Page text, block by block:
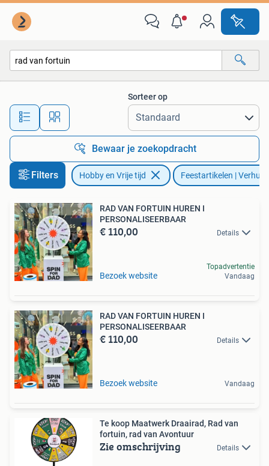
Alle afstanden…
Sorteer op
Bewaar je zoekopdracht
Filters Hobby en Vrije tijd Feestartikelen | Verhuur
RAD VAN FORTUIN HUREN I
PERSONALISEERBAAR
€ 110,00 Details
Bezoek website
Topadvertentie
Vandaag
RAD VAN FORTUIN HUREN I
PERSONALISEERBAAR
€ 110,00 Details
Bezoek website Vandaag
Te koop Maatwerk Draairad, Rad van
fortuin, rad van Avontuur
Zie omschrijving Details